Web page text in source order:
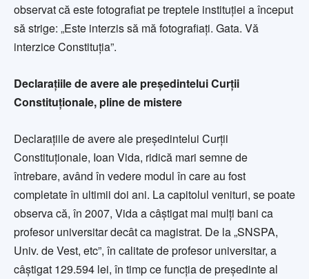
observat că este fotografiat pe treptele instituţiei a început
să strige: „Este interzis să mă fotografiaţi. Gata. Vă
interzice Constituţia”.
Declaraţiile de avere ale preşedintelui Curţii
Constituţionale, pline de mistere
Declaraţiile de avere ale preşedintelui Curţii
Constituţionale, Ioan Vida, ridică mari semne de
întrebare, având în vedere modul în care au fost
completate în ultimii doi ani. La capitolul venituri, se poate
observa că, în 2007, Vida a câştigat mai mulţi bani ca
profesor universitar decât ca magistrat. De la „SNSPA,
Univ. de Vest, etc”, în calitate de profesor universitar, a
câştigat 129.594 lei, în timp ce funcţia de preşedinte al